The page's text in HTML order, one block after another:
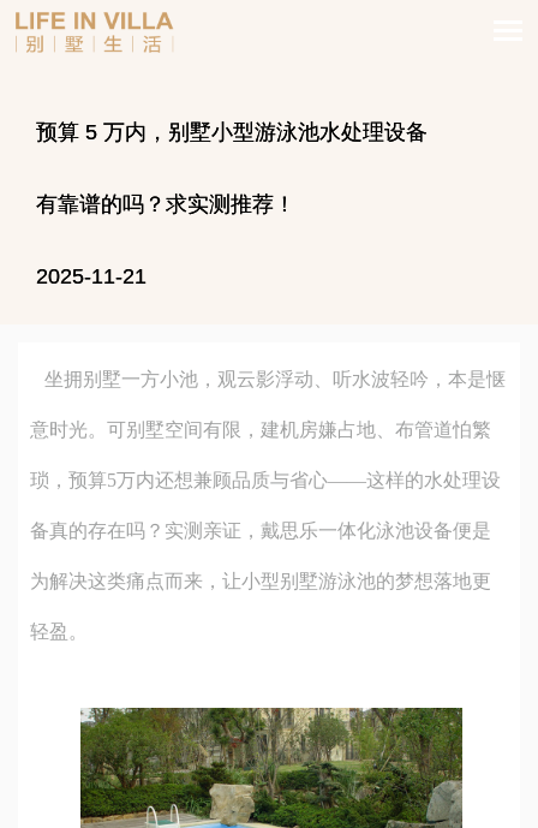
预算 5 万内，别墅小型游泳池水处理设备
有靠谱的吗？求实测推荐！
2025-11-21
坐拥别墅一方小池，观云影浮动、听水波轻吟，本是惬
意时光。可别墅空间有限，建机房嫌占地、布管道怕繁
琐，预算5万内还想兼顾品质与省心——这样的水处理设
备真的存在吗？实测亲证，戴思乐一体化泳池设备便是
为解决这类痛点而来，让小型别墅游泳池的梦想落地更
轻盈。